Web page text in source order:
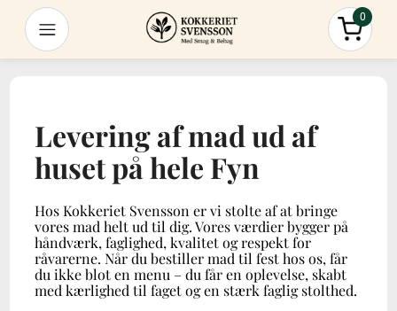
Menu Total
0
Levering af mad ud af
huset på hele Fyn
Hos Kokkeriet Svensson er vi stolte af at bringe
vores mad helt ud til dig. Vores værdier bygger på
håndværk, faglighed, kvalitet og respekt for
råvarerne. Når du bestiller mad til fest hos os, får
du ikke blot en menu – du får en oplevelse, skabt
med kærlighed til faget og en stærk faglig stolthed.